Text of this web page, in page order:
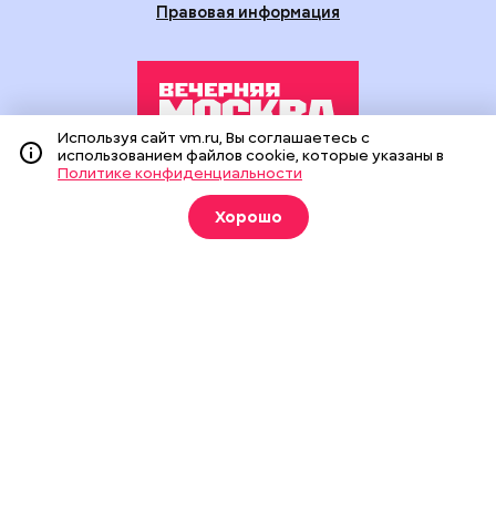
Правовая информация
Издание создано при финансовой поддержке Департамента
средств массовой информации и рекламы города Москвы.
На сайте применяются рекомендательные технологии
(информационные технологии предоставления информации
Используя сайт vm.ru, Вы соглашаетесь с
использованием файлов cookie, которые указаны в
Политике конфиденциальности
Хорошо